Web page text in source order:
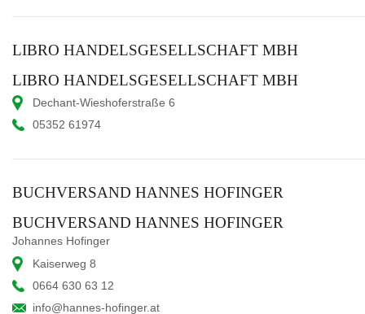
LIBRO HANDELSGESELLSCHAFT MBH
LIBRO HANDELSGESELLSCHAFT MBH
Dechant-Wieshoferstraße 6
05352 61974
BUCHVERSAND HANNES HOFINGER
BUCHVERSAND HANNES HOFINGER
Johannes Hofinger
Kaiserweg 8
0664 630 63 12
info@hannes-hofinger.at